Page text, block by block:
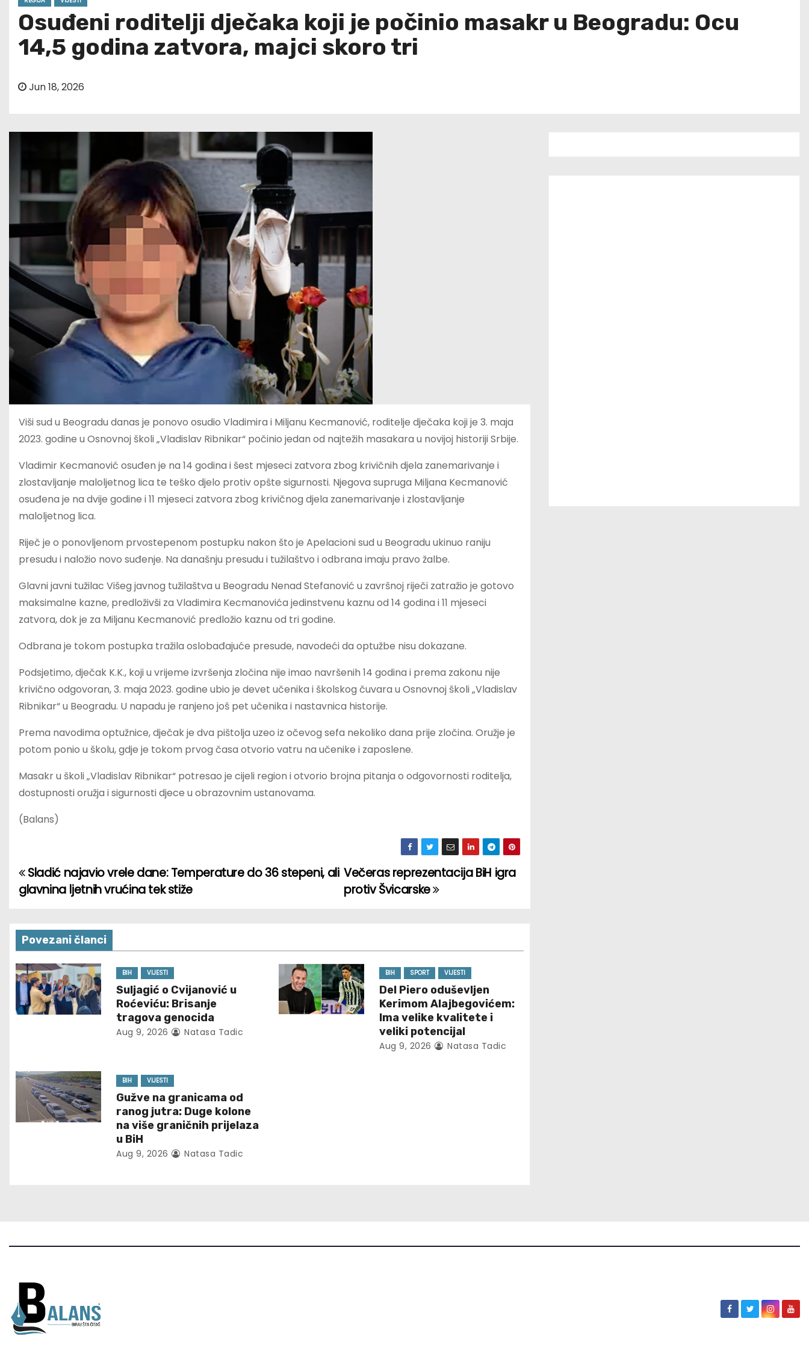
Osuđeni roditelji dječaka koji je počinio masakr u Beogradu: Ocu
14,5 godina zatvora, majci skoro tri
Jun 18, 2026
Viši sud u Beogradu danas je ponovo osudio Vladimira i Miljanu Kecmanović, roditelje dječaka koji je 3. maja
2023. godine u Osnovnoj školi „Vladislav Ribnikar“ počinio jedan od najtežih masakara u novijoj historiji Srbije.
Vladimir Kecmanović osuđen je na 14 godina i šest mjeseci zatvora zbog krivičnih djela zanemarivanje i
zlostavljanje maloljetnog lica te teško djelo protiv opšte sigurnosti. Njegova supruga Miljana Kecmanović
osuđena je na dvije godine i 11 mjeseci zatvora zbog krivičnog djela zanemarivanje i zlostavljanje
maloljetnog lica.
Riječ je o ponovljenom prvostepenom postupku nakon što je Apelacioni sud u Beogradu ukinuo raniju
presudu i naložio novo suđenje. Na današnju presudu i tužilaštvo i odbrana imaju pravo žalbe.
Glavni javni tužilac Višeg javnog tužilaštva u Beogradu Nenad Stefanović u završnoj riječi zatražio je gotovo
maksimalne kazne, predloživši za Vladimira Kecmanovića jedinstvenu kaznu od 14 godina i 11 mjeseci
zatvora, dok je za Miljanu Kecmanović predložio kaznu od tri godine.
Odbrana je tokom postupka tražila oslobađajuće presude, navodeći da optužbe nisu dokazane.
Podsjetimo, dječak K.K., koji u vrijeme izvršenja zločina nije imao navršenih 14 godina i prema zakonu nije
krivično odgovoran, 3. maja 2023. godine ubio je devet učenika i školskog čuvara u Osnovnoj školi „Vladislav
Ribnikar“ u Beogradu. U napadu je ranjeno još pet učenika i nastavnica historije.
Prema navodima optužnice, dječak je dva pištolja uzeo iz očevog sefa nekoliko dana prije zločina. Oružje je
potom ponio u školu, gdje je tokom prvog časa otvorio vatru na učenike i zaposlene.
Masakr u školi „Vladislav Ribnikar“ potresao je cijeli region i otvorio brojna pitanja o odgovornosti roditelja,
dostupnosti oružja i sigurnosti djece u obrazovnim ustanovama.
(Balans)
P
o
s
t
n
a
g
a
Večeras reprezentacija BiH igra
protiv Švicarske
Sladić najavio vrele dane: Temperature do 36 stepeni, ali
glavnina ljetnih vrućina tek stiže
Povezani članci
BIH VIJESTI
Suljagić o Cvijanović u
Roćeviću: Brisanje
tragova genocida
Aug 9, 2026 Natasa Tadic
BIH SPORT VIJESTI
Del Piero oduševljen
Kerimom Alajbegovićem:
Ima velike kvalitete i
veliki potencijal
Aug 9, 2026 Natasa Tadic
BIH VIJESTI
Gužve na granicama od
ranog jutra: Duge kolone
na više graničnih prijelaza
u BiH
Aug 9, 2026 Natasa Tadic